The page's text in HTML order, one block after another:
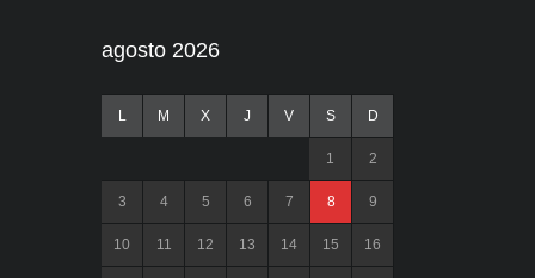
agosto 2026
L M X J V S D
1 2
3 4 5 6 7 8 9
10 11 12 13 14 15 16